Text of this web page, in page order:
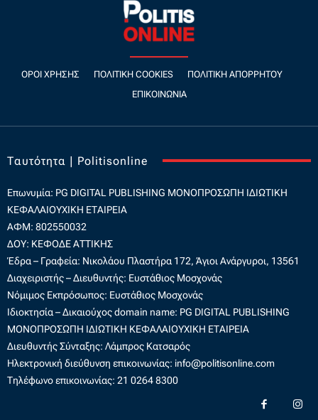
ΌΡΟΙ ΧΡΉΣΗΣ ΠΟΛΙΤΙΚΉ COOKIES
ΠΟΛΙΤΙΚΉ ΑΠΟΡΡΉΤΟΥ
ΕΠΙΚΟΙΝΩΝΊΑ
Ταυτότητα | Politisonline
Επωνυμία: PG DIGITAL PUBLISHING ΜΟΝΟΠΡΟΣΩΠΗ ΙΔΙΩΤΙΚΗ
ΚΕΦΑΛΑΙΟΥΧΙΚΗ ΕΤΑΙΡΕΙΑ
ΑΦΜ: 802550032
ΔΟΥ: ΚΕΦΟΔΕ ΑΤΤΙΚΗΣ
Έδρα – Γραφεία: Νικολάου Πλαστήρα 172, Άγιοι Ανάργυροι, 13561
Διαχειριστής – Διευθυντής: Ευστάθιος Μοσχονάς
Νόμιμος Εκπρόσωπος: Ευστάθιος Μοσχονάς
Ιδιοκτησία – Δικαιούχος domain name: PG DIGITAL PUBLISHING
ΜΟΝΟΠΡΟΣΩΠΗ ΙΔΙΩΤΙΚΗ ΚΕΦΑΛΑΙΟΥΧΙΚΗ ΕΤΑΙΡΕΙΑ
Διευθυντής Σύνταξης: Λάμπρος Κατσαρός
Ηλεκτρονική διεύθυνση επικοινωνίας: info@politisonline.com
Τηλέφωνο επικοινωνίας: 21 0264 8300